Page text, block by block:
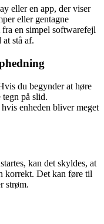
eller en app, der viser
eller gentagne
en simpel softwarefejl
stå af.
du begynder at høre
på slid.
enheden bliver meget
kan det skyldes, at
korrekt. Det kan føre til
strøm.